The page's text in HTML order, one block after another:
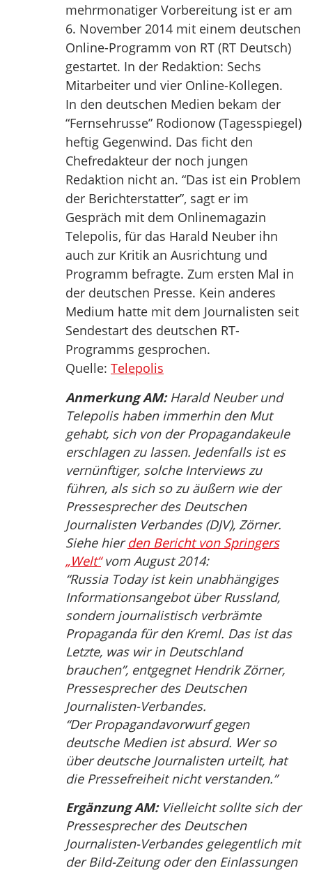
mehrmonatiger Vorbereitung ist er am
6. November 2014 mit einem deutschen
Online-Programm von RT (RT Deutsch)
gestartet. In der Redaktion: Sechs
Mitarbeiter und vier Online-Kollegen.
In den deutschen Medien bekam der
“Fernsehrusse” Rodionow (Tagesspiegel)
heftig Gegenwind. Das ficht den
Chefredakteur der noch jungen
Redaktion nicht an. “Das ist ein Problem
der Berichterstatter”, sagt er im
Gespräch mit dem Onlinemagazin
Telepolis, für das Harald Neuber ihn
auch zur Kritik an Ausrichtung und
Programm befragte. Zum ersten Mal in
der deutschen Presse. Kein anderes
Medium hatte mit dem Journalisten seit
Sendestart des deutschen RT-
Programms gesprochen.
Quelle: Telepolis
Anmerkung AM:Harald Neuber und
Telepolis haben immerhin den Mut
gehabt, sich von der Propagandakeule
erschlagen zu lassen. Jedenfalls ist es
vernünftiger, solche Interviews zu
führen, als sich so zu äußern wie der
Pressesprecher des Deutschen
Journalisten Verbandes (DJV), Zörner.
Siehe hierden Bericht von Springers
„Welt“vom August 2014:
“Russia Today ist kein unabhängiges
Informationsangebot über Russland,
sondern journalistisch verbrämte
Propaganda für den Kreml. Das ist das
Letzte, was wir in Deutschland
brauchen”, entgegnet Hendrik Zörner,
Pressesprecher des Deutschen
Journalisten-Verbandes.
“Der Propagandavorwurf gegen
deutsche Medien ist absurd. Wer so
über deutsche Journalisten urteilt, hat
die Pressefreiheit nicht verstanden.”
Ergänzung AM:Vielleicht sollte sich der
Pressesprecher des Deutschen
Journalisten-Verbandes gelegentlich mit
der Bild-Zeitung oder den Einlassungen